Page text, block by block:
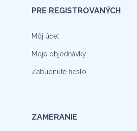
PRE REGISTROVANÝCH
Môj účet
Moje objednávky
Zabudnuté heslo
ZAMERANIE